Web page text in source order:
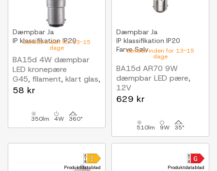
Sendes inden for 13-15
dage
Dæmpbar Ja
IP klassifikation IP20
BA15d 4W dæmpbar
LED kronepære
G45, filament, klart glas,
2700K
58 kr
350lm 4W 360°
Sendes inden for 13-15
dage
Dæmpbar Ja
IP klassifikation IP20
FarveSølv
BA15d AR70 9W
dæmpbar LED pære,
12V
510lm, 35 grader, grå
629 kr
510lm 9W 35°
Produktdatablad Produktdatablad